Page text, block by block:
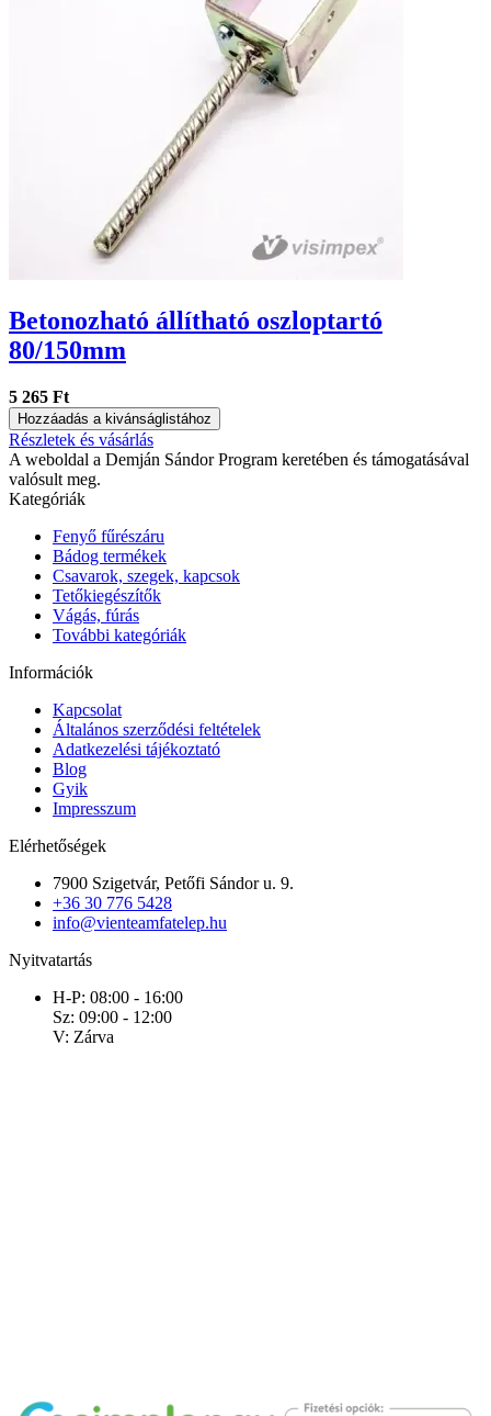
Betonozható állítható oszloptartó
80/150mm
5 265 Ft
Hozzáadás a kivánságlistához
Részletek és vásárlás
A weboldal a Demján Sándor Program keretében és támogatásával
valósult meg.
Kategóriák
Fenyő fűrészáru
Bádog termékek
Csavarok, szegek, kapcsok
Tetőkiegészítők
Vágás, fúrás
További kategóriák
Információk
Kapcsolat
Általános szerződési feltételek
Adatkezelési tájékoztató
Blog
Gyik
Impresszum
Elérhetőségek
7900 Szigetvár, Petőfi Sándor u. 9.
+36 30 776 5428
info@vienteamfatelep.hu
Nyitvatartás
H-P: 08:00 - 16:00
Sz: 09:00 - 12:00
V: Zárva